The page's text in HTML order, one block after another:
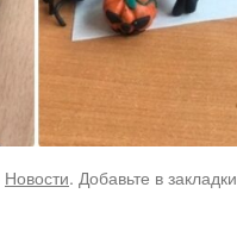
Новости. Добавьте в